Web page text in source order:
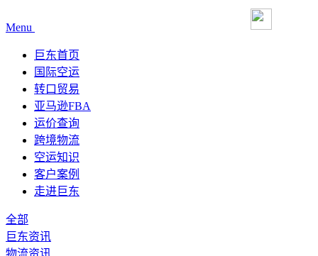
Menu
巨东首页
国际空运
转口贸易
亚马逊FBA
运价查询
跨境物流
空运知识
客户案例
走进巨东
全部
巨东资讯
物流资讯